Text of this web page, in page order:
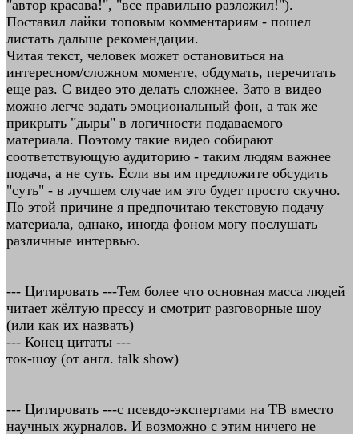
"автор красава!", "все правильно разложил!").
Поставил лайки топовым комментариям - пошел
листать дальше рекомендации.
Читая текст, человек может остановиться на
интересном/сложном моменте, обдумать, перечитать
еще раз. С видео это делать сложнее. Зато в видео
можно легче задать эмоциональный фон, а так же
прикрыть "дыры" в логичности подаваемого
материала. Поэтому такие видео собирают
соответствующую аудиторию - таким людям важнее
подача, а не суть. Если вы им предложите обсудить
"суть" - в лучшем случае им это будет просто скучно.
По этой причине я предпочитаю текстовую подачу
материала, однако, иногда фоном могу послушать
различные интервью.
--- Цитировать ---Тем более что основная масса людей
читает жёлтую прессу и смотрит разговорные шоу
(или как их назвать)
--- Конец цитаты ---
ток-шоу (от англ. talk show)
--- Цитировать ---с псевдо-экспертами на ТВ вместо
научных журналов. И возможно с этим ничего не